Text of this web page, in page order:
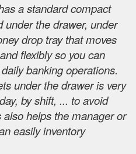
a standard compact
under the drawer, under
drop tray that moves
flexibly so you can
banking operations.
under the drawer is very
by shift, ... to avoid
helps the manager or
easily inventory